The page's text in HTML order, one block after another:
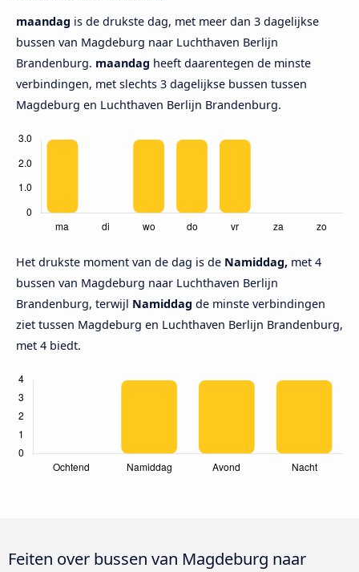
maandag is de drukste dag, met meer dan 3 dagelijkse
bussen van Magdeburg naar Luchthaven Berlijn
Brandenburg. maandag heeft daarentegen de minste
verbindingen, met slechts 3 dagelijkse bussen tussen
Magdeburg en Luchthaven Berlijn Brandenburg.
Het drukste moment van de dag is de Namiddag, met 4
bussen van Magdeburg naar Luchthaven Berlijn
Brandenburg, terwijl Namiddag de minste verbindingen
ziet tussen Magdeburg en Luchthaven Berlijn Brandenburg,
met 4 biedt.
Feiten over bussen van Magdeburg naar